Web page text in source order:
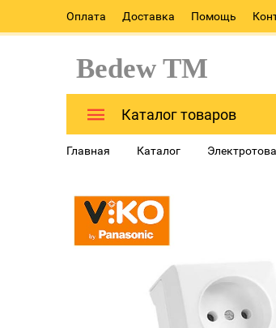
Оплата Доставка Помощь
Bedew TM
Каталог товаров
Главная Каталог